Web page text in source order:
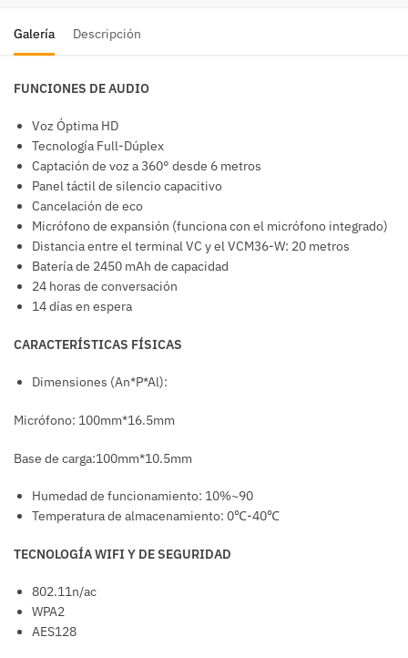
Galería Descripción
FUNCIONES DE AUDIO
Voz Óptima HD
Tecnología Full-Dúplex
Captación de voz a 360° desde 6 metros
Panel táctil de silencio capacitivo
Cancelación de eco
Micrófono de expansión (funciona con el micrófono integrado)
Distancia entre el terminal VC y el VCM36-W: 20 metros
Batería de 2450 mAh de capacidad
24 horas de conversación
14 días en espera
CARACTERÍSTICAS FÍSICAS
Dimensiones (An*P*Al):
Micrófono: 100mm*16.5mm
Base de carga:100mm*10.5mm
Humedad de funcionamiento: 10%~90
Temperatura de almacenamiento: 0℃-40℃
TECNOLOGÍA WIFI Y DE SEGURIDAD
802.11n/ac
WPA2
AES128